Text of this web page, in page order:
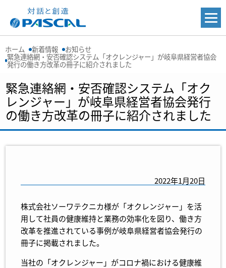
ホーム 新着情報 お知らせ
緊急連絡網・安否確認システム「オクレンジャー」が岐阜県経営者協会
発行の働き方改革の冊子に紹介されました
緊急連絡網・安否確認システム「オク
レンジャー」が岐阜県経営者協会発行
の働き方改革の冊子に紹介されました
2022年1月20日
株式会社ソーワテクニカ様が「オクレンジャー」を活
用して社員の健康維持と業務の効率化を図り、働き方
改革を推進されている事例が岐阜県経営者協会発行の
冊子に掲載されました。
当社の「オクレンジャー」がコロナ禍における健康維